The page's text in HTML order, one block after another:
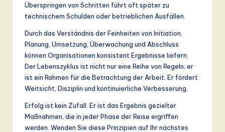
Überspringen von Schritten führt oft später zu
technischem Schulden oder betrieblichen Ausfällen.
Durch das Verständnis der Feinheiten von Initiation,
Planung, Umsetzung, Überwachung und Abschluss
können Organisationen konsistent Ergebnisse liefern.
Der Lebenszyklus ist nicht nur eine Reihe von Regeln; er
ist ein Rahmen für die Betrachtung der Arbeit. Er fördert
Weitsicht, Disziplin und kontinuierliche Verbesserung.
Erfolg ist kein Zufall. Er ist das Ergebnis gezielter
Maßnahmen, die in jeder Phase der Reise ergriffen
werden. Wenden Sie diese Prinzipien auf Ihr nächstes